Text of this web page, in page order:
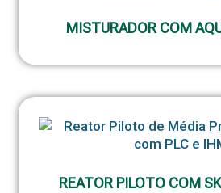
MISTURADOR COM
REATOR PILOTO COM